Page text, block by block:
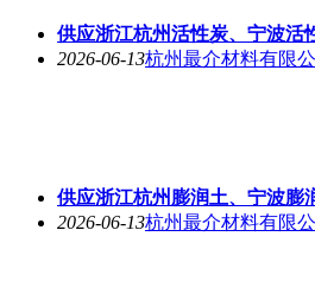
供应浙江杭州活性炭、宁波活
2026-06-13杭州最介材料有限
供应浙江杭州膨润土、宁波膨
2026-06-13杭州最介材料有限